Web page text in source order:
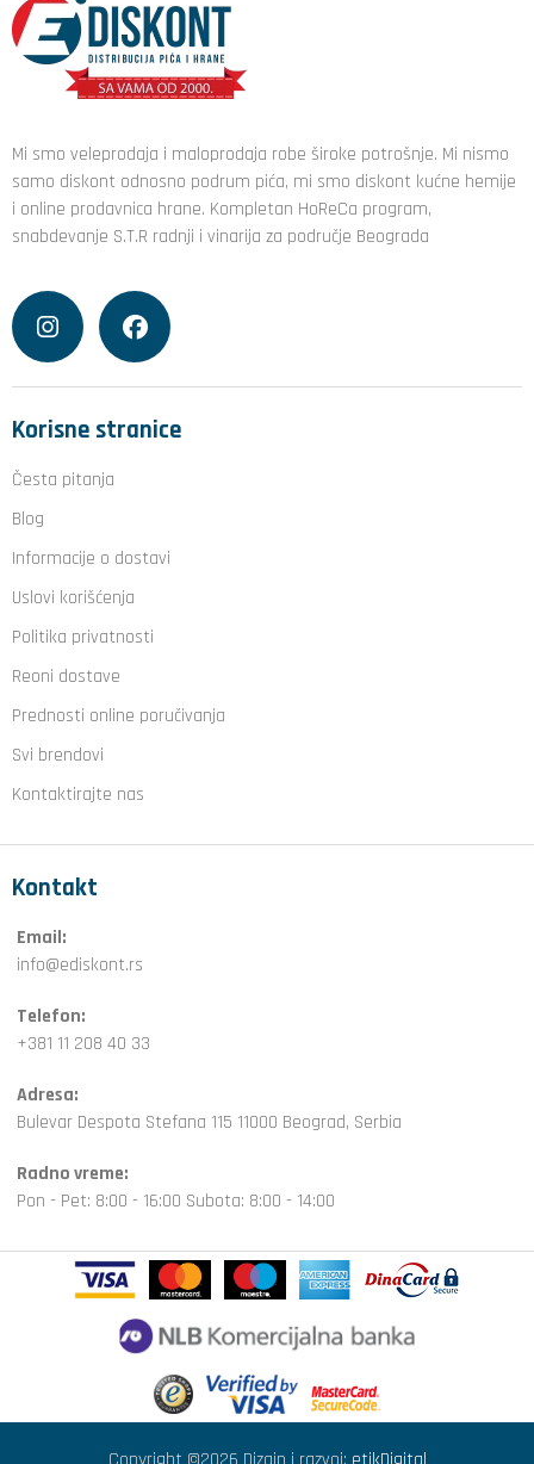
Mi smo veleprodaja i maloprodaja robe široke potrošnje. Mi nismo
samo diskont odnosno podrum pića, mi smo diskont kućne hemije
i online prodavnica hrane. Kompletan HoReCa program,
snabdevanje S.T.R radnji i vinarija za područje Beograda
Korisne stranice
Česta pitanja
Blog
Informacije o dostavi
Uslovi korišćenja
Politika privatnosti
Reoni dostave
Prednosti online poručivanja
Svi brendovi
Kontaktirajte nas
Kontakt
Email:
info@ediskont.rs
Telefon:
+381 11 208 40 33
Adresa:
Bulevar Despota Stefana 115 11000 Beograd, Serbia
Radno vreme:
Pon - Pet: 8:00 - 16:00 Subota: 8:00 - 14:00
Copyright ©2026 Dizajn i razvoj: etikDigital